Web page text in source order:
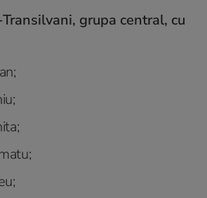
grupa central, cu